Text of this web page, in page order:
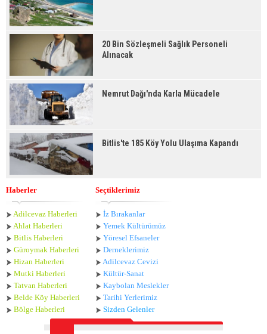
20 Bin Sözleşmeli Sağlık Personeli
Alınacak
Nemrut Dağı'nda Karla Mücadele
Bitlis'te 185 Köy Yolu Ulaşıma Kapandı
Haberler
Adilcevaz Haberleri
Ahlat Haberleri
Bitlis Haberleri
Güroymak Haberleri
Hizan Haberleri
Mutki Haberleri
Tatvan Haberleri
Belde Köy Haberleri
Bölge Haberleri
Seçtiklerimiz
İz Bırakanlar
Yemek Kültürümüz
Yöresel Efsaneler
Derneklerimiz
Adilcevaz Cevizi
Kültür-Sanat
Kaybolan Meslekler
Tarihi Yerlerimiz
Sizden Gelenler